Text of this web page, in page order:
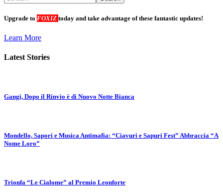
Upgrade to FOXIZ today and take advantage of these fantastic updates!
Learn More
Latest Stories
Gangi, Dopo il Rinvio è di Nuovo Notte Bianca
Mondello, Sapori e Musica Antimafia: “Ciavuri e Sapuri Fest” Abbraccia “A
Nome Loro”
Trionfa “Le Cialome” al Premio Leonforte